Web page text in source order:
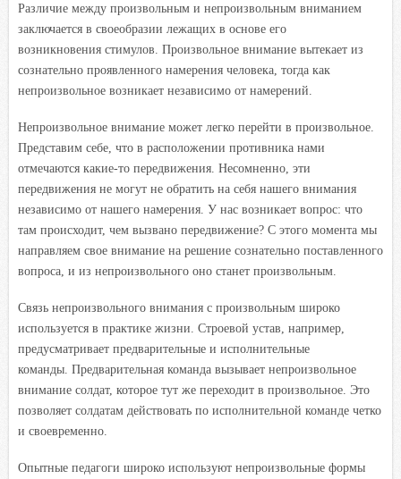
Различие между произвольным и непроизвольным вниманием
заключается в своеобразии лежащих в основе его
возникновения стимулов. Произвольное внимание вытекает из
сознательно проявленного намерения человека, тогда как
непроизвольное возникает независимо от намерений.
Непроизвольное внимание может легко перейти в произвольное.
Представим себе, что в расположении противника нами
отмечаются какие-то передвижения. Несомненно, эти
передвижения не могут не обратить на себя нашего внимания
независимо от нашего намерения. У нас возникает вопрос: что
там происходит, чем вызвано передвижение? С этого момента мы
направляем свое внимание на решение сознательно поставленного
вопроса, и из непроизвольного оно станет произвольным.
Связь непроизвольного внимания с произвольным широко
используется в практике жизни. Строевой устав, например,
предусматривает предварительные и исполнительные
команды. Предварительная команда вызывает непроизвольное
внимание солдат, которое тут же переходит в произвольное. Это
позволяет солдатам действовать по исполнительной команде четко
и своевременно.
Опытные педагоги широко используют непроизвольные формы